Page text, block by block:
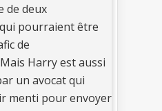
de deux
pourraient être
de
Harry est aussi
un avocat qui
menti pour envoyer